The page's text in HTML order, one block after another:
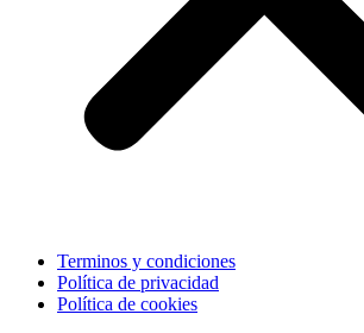
Terminos y condiciones
Política de privacidad
Política de cookies